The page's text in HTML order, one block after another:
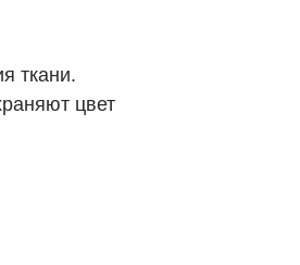
ткани.
цвет